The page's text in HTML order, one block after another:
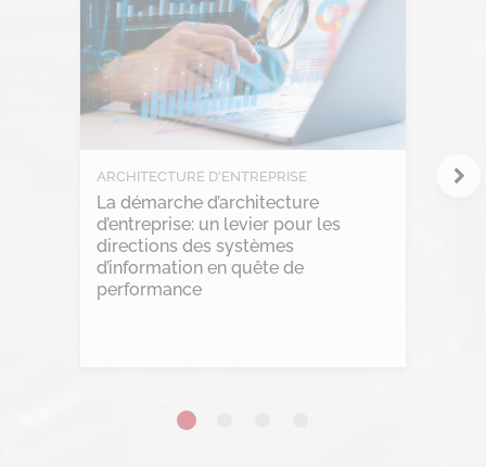
Intelligence collective
Marketplace
Project management
RGPD
Transformation Digitale
ARCHITECTURE D'ENTREPRISE
La démarche d’architecture
d’entreprise: un levier pour les
directions des systèmes
d’information en quête de
performance